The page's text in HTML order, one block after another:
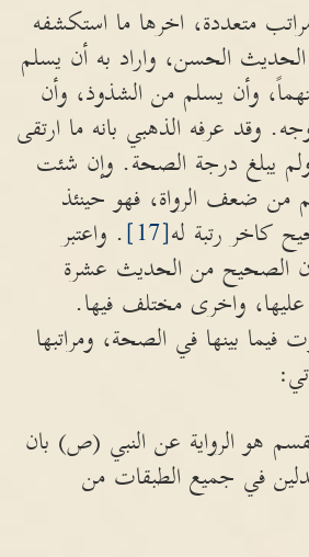
متعددة، اخرها ما استكشفه
الحسن، واراد به أن يسلم
وأن يسلم من الشذوذ، وأن
وقد عرفه الذهبي بانه ما ارتقى
يبلغ درجة الصحة. وإن شئت
ضعف الرواة، فهو حينئذ
كاخر رتبة له[17]
. واعتبر
ان الصحيح من الحديث عشرة
واخرى مختلف فيها.
فيما بينها في الصحة، ومراتبها
هو الرواية عن النبي (ص) بان
في جميع الطبقات من